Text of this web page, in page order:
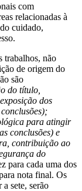
com
relacionadas à
cuidado,
trabalhos, não
de origem do
são
do título,
dos
para atingir
conclusões) e
contribuição ao
do
para cada uma dos
nota final. Os
sete, serão